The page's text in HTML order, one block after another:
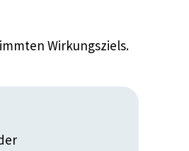
Wirkungsziels.